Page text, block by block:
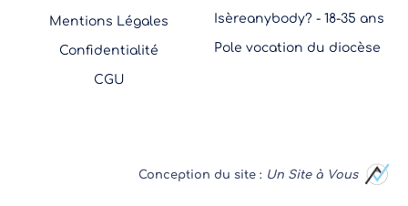
Mentions Légales
Confidentialité
CGU
Isèreanybody? - 18-35 ans
Pole vocation du diocèse
Conception du site : Un Site à Vous